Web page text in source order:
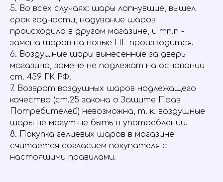
5. Во всех случаях: шары лопнувшие, вышел
срок годности, надувание шаров
происходило в другом магазине, и тп.п -
замена шаров на новые НЕ производится.
6. Воздушные шары вынесенные за дверь
магазина, замене не подлежат на основании
ст. 459 ГК РФ.
7. Возврат воздушных шаров надлежащего
качества (ст.25 закона о Защите Прав
Потребителей) невозможна, т. к. воздушные
шары не могут не быть в употреблении.
8. Покупка гелиевых шаров в магазине
считается согласием покупателя с
настоящими правилами.